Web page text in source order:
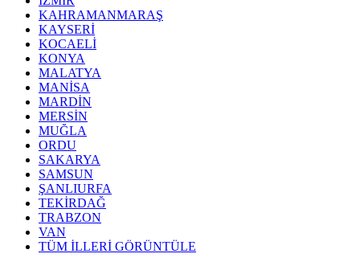
KAHRAMANMARAŞ
KAYSERİ
KOCAELİ
KONYA
MALATYA
MANİSA
MARDİN
MERSİN
MUĞLA
ORDU
SAKARYA
SAMSUN
ŞANLIURFA
TEKİRDAĞ
TRABZON
VAN
TÜM İLLERİ GÖRÜNTÜLE